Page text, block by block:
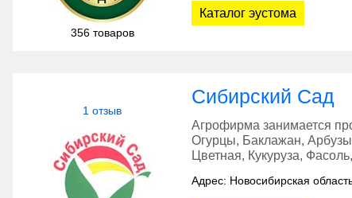
356 товаров
Каталог эустома
1 отзыв
Сибирский Сад
Агрофирма занимается
Огурцы, Баклажан,
Цветная, Кукуруза,
Адрес: Новосибирская